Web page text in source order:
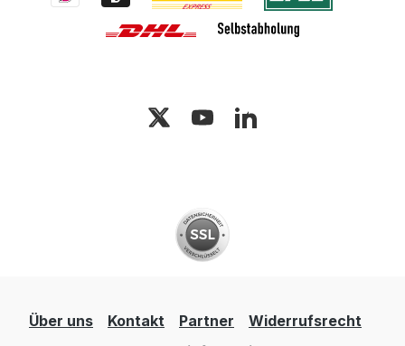
Über uns Kontakt Partner
Widerrufsrecht